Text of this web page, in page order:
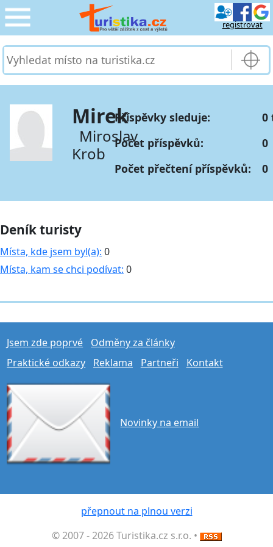
registrovat
CESTOVÁNÍ
SLUŽBY & DOPRAVA ›
PRO TURISTY ›
MOJE TURISTIKA ›
Mirek
Miroslav
Krob
Příspěvky sleduje:
0
Počet příspěvků:
0
Počet přečtení příspěvků:
0
Deník turisty
Místa, kde jsem byl(a): 0
Místa, kam se chci podívat: 0
Jsem zde poprvé
Odměny za články
Praktické odkazy
Reklama Partneři Kontakt
Novinky na email
přepnout na plnou verzi
© 2007 - 2026 Turistika.cz s.r.o. •